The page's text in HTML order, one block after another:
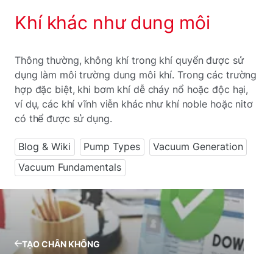
Khí khác như dung môi
Thông thường, không khí trong khí quyển được sử
dụng làm môi trường dung môi khí. Trong các trường
hợp đặc biệt, khi bơm khí dễ cháy nổ hoặc độc hại,
ví dụ, các khí vĩnh viễn khác như khí noble hoặc nitơ
có thể được sử dụng.
Blog & Wiki Pump Types
Vacuum Generation
Vacuum Fundamentals
TẠO CHÂN KHÔNG